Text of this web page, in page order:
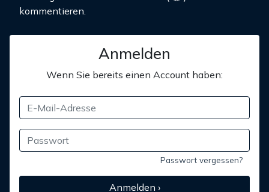
kommentieren.
Anmelden
Wenn Sie bereits einen Account haben:
Passwort vergessen?
Anmelden ›